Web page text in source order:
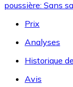
poussière: Sans
Prix
Analyses
Historique
Avis